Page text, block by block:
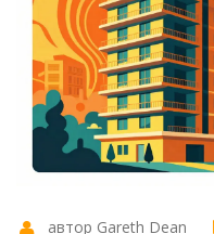
автор Gareth Dean